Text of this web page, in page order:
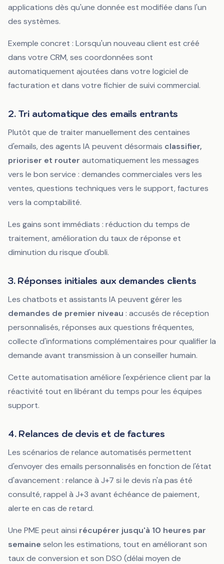
applications dès qu'une donnée est modifiée dans l'un
des systèmes.
Exemple concret : Lorsqu'un nouveau client est créé
dans votre CRM, ses coordonnées sont
automatiquement ajoutées dans votre logiciel de
facturation et dans votre fichier de suivi commercial.
2. Tri automatique des emails entrants
Plutôt que de traiter manuellement des centaines
d'emails, des agents IA peuvent désormais classifier,
prioriser et router automatiquement les messages
vers le bon service : demandes commerciales vers les
ventes, questions techniques vers le support, factures
vers la comptabilité.
Les gains sont immédiats : réduction du temps de
traitement, amélioration du taux de réponse et
diminution du risque d'oubli.
3. Réponses initiales aux demandes clients
Les chatbots et assistants IA peuvent gérer les
demandes de premier niveau : accusés de réception
personnalisés, réponses aux questions fréquentes,
collecte d'informations complémentaires pour qualifier la
demande avant transmission à un conseiller humain.
Cette automatisation améliore l'expérience client par la
réactivité tout en libérant du temps pour les équipes
support.
4. Relances de devis et de factures
Les scénarios de relance automatisés permettent
d'envoyer des emails personnalisés en fonction de l'état
d'avancement : relance à J+7 si le devis n'a pas été
consulté, rappel à J+3 avant échéance de paiement,
alerte en cas de retard.
Une PME peut ainsi récupérer jusqu'à 10 heures par
semaine selon les estimations, tout en améliorant son
taux de conversion et son DSO (délai moyen de